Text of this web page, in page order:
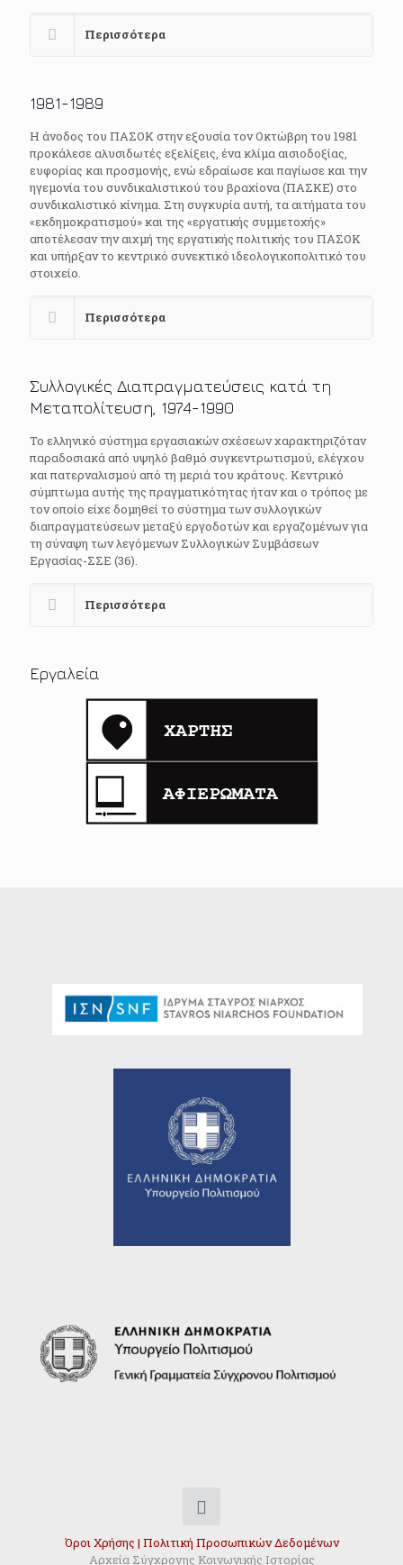
Περισσότερα
1981-1989
Η άνοδος του ΠΑΣΟΚ στην εξουσία τον Οκτώβρη του 1981
προκάλεσε αλυσιδωτές εξελίξεις, ένα κλίμα αισιοδοξίας,
ευφορίας και προσμονής, ενώ εδραίωσε και παγίωσε και την
ηγεμονία του συνδικαλιστικού του βραχίονα (ΠΑΣΚΕ) στο
συνδικαλιστικό κίνημα. Στη συγκυρία αυτή, τα αιτήματα του
«εκδημοκρατισμού» και της «εργατικής συμμετοχής»
αποτέλεσαν την αιχμή της εργατικής πολιτικής του ΠΑΣΟΚ
και υπήρξαν το κεντρικό συνεκτικό ιδεολογικοπολιτικό του
στοιχείο.
Περισσότερα
Συλλογικές Διαπραγματεύσεις κατά τη
Μεταπολίτευση, 1974-1990
Το ελληνικό σύστημα εργασιακών σχέσεων χαρακτηριζόταν
παραδοσιακά από υψηλό βαθμό συγκεντρωτισμού, ελέγχου
και πατερναλισμού από τη μεριά του κράτους. Κεντρικό
σύμπτωμα αυτής της πραγματικότητας ήταν και ο τρόπος με
τον οποίο είχε δομηθεί το σύστημα των συλλογικών
διαπραγματεύσεων μεταξύ εργοδοτών και εργαζομένων για
τη σύναψη των λεγόμενων Συλλογικών Συμβάσεων
Εργασίας-ΣΣΕ (36).
Περισσότερα
Εργαλεία
Όροι Χρήσης | Πολιτική Προσωπικών Δεδομένων
Αρχεία Σύγχρονης Κοινωνικής Ιστορίας